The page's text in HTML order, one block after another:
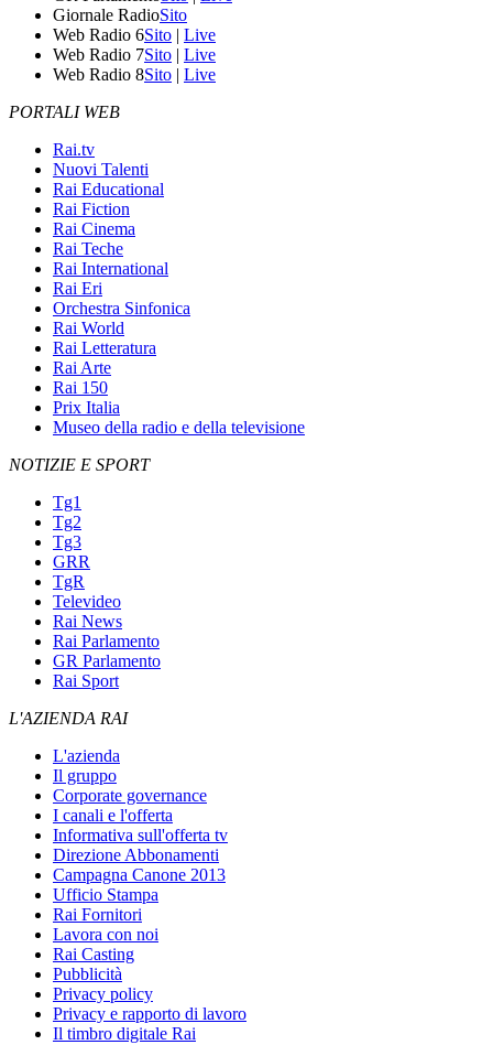
Giornale RadioSito
Web Radio 6Sito | Live
Web Radio 7Sito | Live
Web Radio 8Sito | Live
PORTALI WEB
Rai.tv
Nuovi Talenti
Rai Educational
Rai Fiction
Rai Cinema
Rai Teche
Rai International
Rai Eri
Orchestra Sinfonica
Rai World
Rai Letteratura
Rai Arte
Rai 150
Prix Italia
Museo della radio e della televisione
NOTIZIE E SPORT
Tg1
Tg2
Tg3
GRR
TgR
Televideo
Rai News
Rai Parlamento
GR Parlamento
Rai Sport
L'AZIENDA RAI
L'azienda
Il gruppo
Corporate governance
I canali e l'offerta
Informativa sull'offerta tv
Direzione Abbonamenti
Campagna Canone 2013
Ufficio Stampa
Rai Fornitori
Lavora con noi
Rai Casting
Pubblicità
Privacy policy
Privacy e rapporto di lavoro
Il timbro digitale Rai